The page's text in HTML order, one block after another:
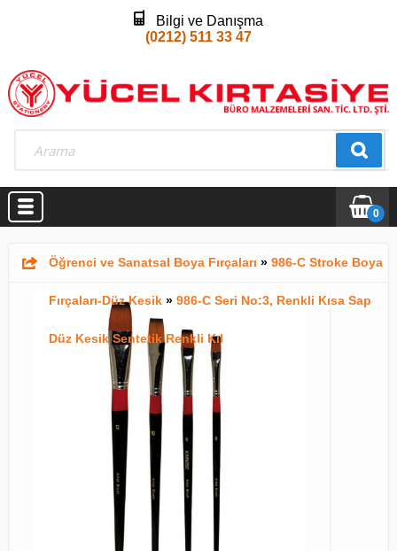
Bilgi ve Danışma
(0212) 511 33 47
0
Öğrenci ve Sanatsal Boya Fırçaları » 986-C Stroke Boya
Fırçaları-Düz Kesik» 986-C Seri No:3, Renkli Kısa Sap
Düz Kesik Sentetik Renkli Kıl